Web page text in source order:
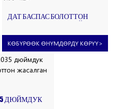
ДАТ БАСПАС БОЛОТТОН
КӨБҮРӨӨК ӨНҮМДӨРДҮ КӨРҮҮ>
ДЮЙМДУК